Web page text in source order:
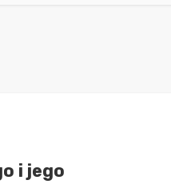
i jego